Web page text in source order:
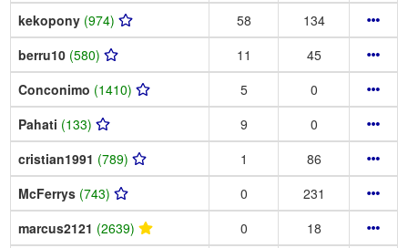
kekopony (974) 58
134
berru10 (580) 11
45
Conconimo (1410) 5
0
Pahati (133) 9
0
cristian1991 (789) 1
86
McFerrys (743) 0
231
marcus2121 (2639) 0
18